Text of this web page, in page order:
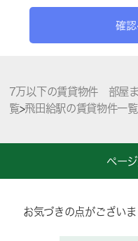
確
7万以下の賃貸物件 部屋
覧>飛田給駅の賃貸物件一覧
ペー
お気づきの点がござい